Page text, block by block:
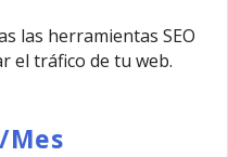
las herramientas SEO
el tráfico de tu web.
/Mes